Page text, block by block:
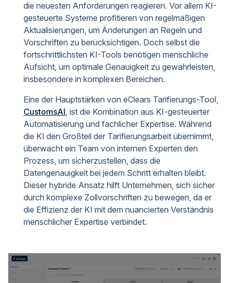
die neuesten Anforderungen reagieren. Vor allem KI-
gesteuerte Systeme profitieren von regelmäßigen
Aktualisierungen, um Änderungen an Regeln und
Vorschriften zu berücksichtigen. Doch selbst die
fortschrittlichsten KI-Tools benötigen menschliche
Aufsicht, um optimale Genauigkeit zu gewährleisten,
insbesondere in komplexen Bereichen.
Eine der Hauptstärken von eClears Tarifierungs-Tool,
CustomsAI, ist die Kombination aus KI-gesteuerter
Automatisierung und fachlicher Expertise. Während
die KI den Großteil der Tarifierungsarbeit übernimmt,
überwacht ein Team von internen Experten den
Prozess, um sicherzustellen, dass die
Datengenauigkeit bei jedem Schritt erhalten bleibt.
Dieser hybride Ansatz hilft Unternehmen, sich sicher
durch komplexe Zollvorschriften zu bewegen, da er
die Effizienz der KI mit dem nuancierten Verständnis
menschlicher Expertise verbindet.